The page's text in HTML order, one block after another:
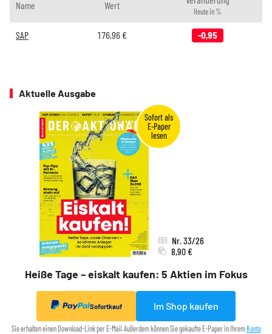
Name Wert
Heute in %
SAP 176,96 € -0,95
Aktuelle Ausgabe
Heiße Tage – eiskalt kaufen: 5 Aktien im Fokus
Nr. 33/26
8,90 €
Sofortkauf Im Shop kaufen
Sie erhalten einen Download-Link per E-Mail. Außerdem können Sie gekaufte E-Paper in Ihrem Konto